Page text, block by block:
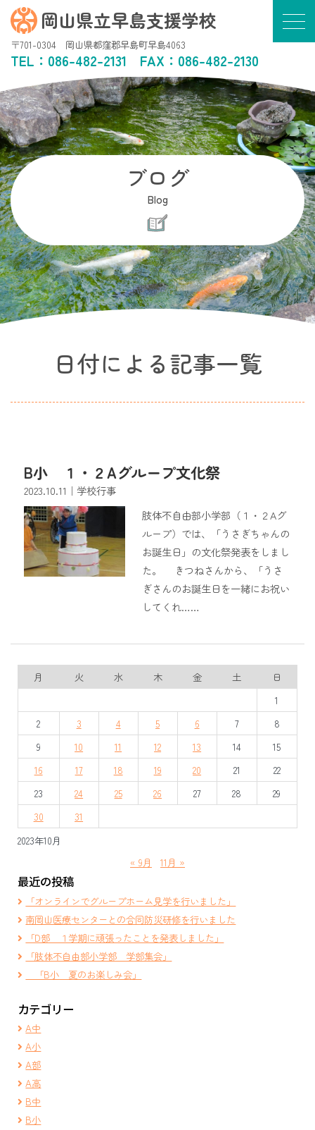
岡山県立早島支援学校
〒701-0304 岡山県都窪郡早島町早島4063
TEL： 086-482-2131 FAX：086-482-2130
ブログ
Blog
日付による記事一覧
B小 １・２Aグループ文化祭
2023.10.11 ｜学校行事
肢体不自由部小学部（１・２Aグ
ループ）では、「うさぎちゃんの
お誕生日」の文化祭発表をしまし
た。 きつねさんから、「うさ
ぎさんのお誕生日を一緒にお祝い
してくれ……
2023年10月
月 火 水 木 金 土
日
1
2
3 4 5 6 7
8
9
10 11 12 13 14
15
16
17 18 19 20 21
22
23
24 25 26 27 28
29
30
31
« 9月 11月 »
最近の投稿
「オンラインでグループホーム見学を行いました」
南岡山医療センターとの合同防災研修を行いました
「D部 １学期に頑張ったことを発表しました」
「肢体不自由部小学部 学部集会」
「B小 夏のお楽しみ会」
カテゴリー
A中
A小
A部
A高
B中
B小